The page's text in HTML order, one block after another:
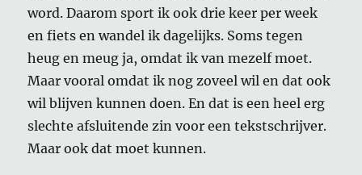
word. Daarom sport ik ook drie keer per week
en fiets en wandel ik dagelijks. Soms tegen
heug en meug ja, omdat ik van mezelf moet.
Maar vooral omdat ik nog zoveel wil en dat ook
wil blijven kunnen doen. En dat is een heel erg
slechte afsluitende zin voor een tekstschrijver.
Maar ook dat moet kunnen.